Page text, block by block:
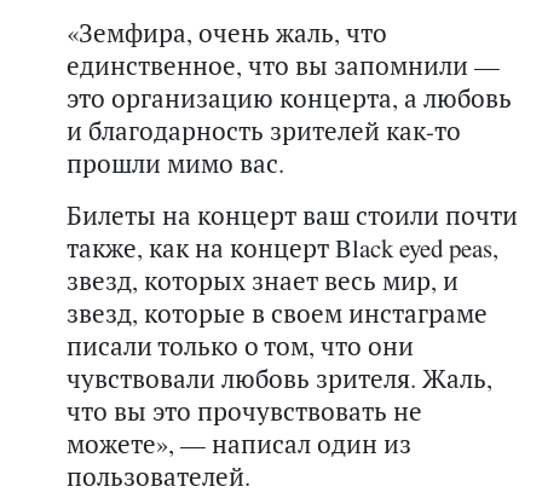
«Земфира, очень жаль, что
единственное, что вы запомнили —
это организацию концерта, а любовь
и благодарность зрителей как-то
прошли мимо вас.
Билеты на концерт ваш стоили почти
также, как на концерт Black eyed peas,
звезд, которых знает весь мир, и
звезд, которые в своем инстаграме
писали только о том, что они
чувствовали любовь зрителя. Жаль,
что вы это прочувствовать не
можете», — написал один из
пользователей.